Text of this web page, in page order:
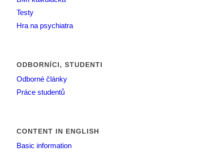
Testy
Hra na psychiatra
ODBORNÍCI, STUDENTI
Odborné články
Práce studentů
CONTENT IN ENGLISH
Basic information